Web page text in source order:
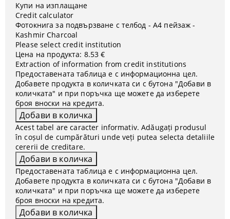
Купи на изплащане
Credit calculator
Фотокнига за подвързване с телбод - A4 пейзаж -
Kashmir Charcoal
Please select credit institution
Цена на продукта: 8.53 €
Extraction of information from credit institutions
Предоставената таблица е с информационна цел.
Добавете продукта в количката си с бутона "Добави в
количката" и при поръчка ще можете да изберете
броя вноски на кредита.
Acest tabel are caracter informativ. Adăugați produsul
în coșul de cumpărături unde veți putea selecta detaliile
cererii de creditare.
Предоставената таблица е с информационна цел.
Добавете продукта в количката си с бутона "Добави в
количката" и при поръчка ще можете да изберете
броя вноски на кредита.